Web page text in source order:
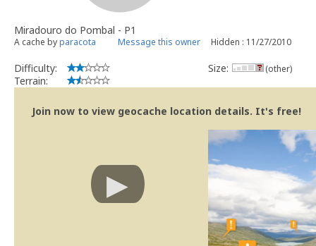
Miradouro do Pombal - P1
A cache byparacota Message this owner Hidden : 11/27/2010
Difficulty:
Terrain:
Size: (other)
Join now to view geocache location details. It's free!